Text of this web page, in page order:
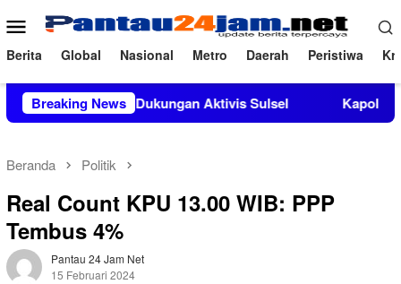
ke
konten
Menu
Mobile
Berita Global Nasional Metro Daerah Peristiwa
Breaking News
Dukungan Aktivis Sulsel Kapolres Polewali
Beranda Politik
Real Count KPU 13.00 WIB: PPP
Tembus 4%
Pantau 24 Jam Net
15 Februari 2024